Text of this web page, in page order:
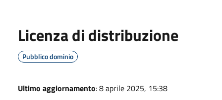
Licenza di distribuzione
Pubblico dominio
Ultimo aggiornamento: 8 aprile 2025, 15:38